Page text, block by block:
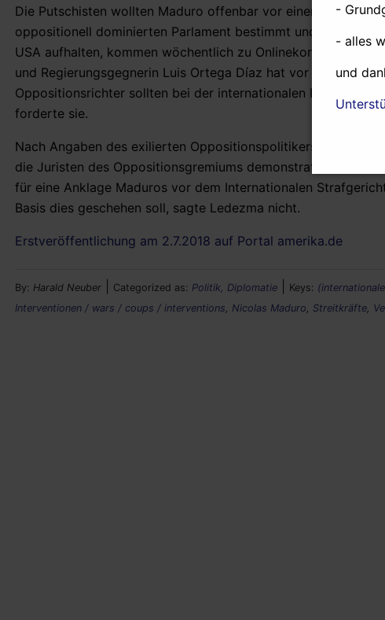
Die Putschisten wollten Maduro offenbar vor einen
oppositionell dominierten Parlament bestimmt und vereidigt
USA aufhalten, kommen wöchentlich zu Onlinekonferenzen
und Regierungsgegnerin Luis Ortega Díaz hat vor dem
Oppositionsrichter sollten bei der internationalen
forderte sie.
Nach Angaben des exilierten Oppositionspolitikers Antonio
die Juristen des Oppositionsgremiums demonstrativ zu
für eine Anklage Maduros vor dem Internationalen
Basis dies geschehen soll, sagte Ledezma nicht.
Erstveröffentlichung am 2.7.2018 auf Portal amerika.de
By: Harald Neuber Categorized as: Politik, Diplomatie Keys:
Interventionen / wars / coups / interventions
Nicolas Maduro Streitkräfte
-
- alles
und